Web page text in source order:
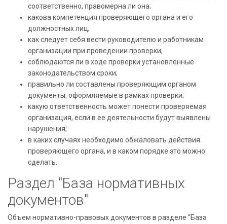
соответственно, правомерна ли она;
какова компетенция проверяющего органа и его
должностных лиц;
как следует себя вести руководителю и работникам
организации при проведении проверки;
соблюдаются ли в ходе проверки установленные
законодательством сроки;
правильно ли составлены проверяющим органом
документы, оформляемые в рамках проверки;
какую ответственность может понести проверяемая
организация, если в ее деятельности будут выявлены
нарушения;
в каких случаях необходимо обжаловать действия
проверяющего органа, и в каком порядке это можно
сделать.
Раздел "База нормативных
документов"
Объем нормативно-правовых документов в разделе "База